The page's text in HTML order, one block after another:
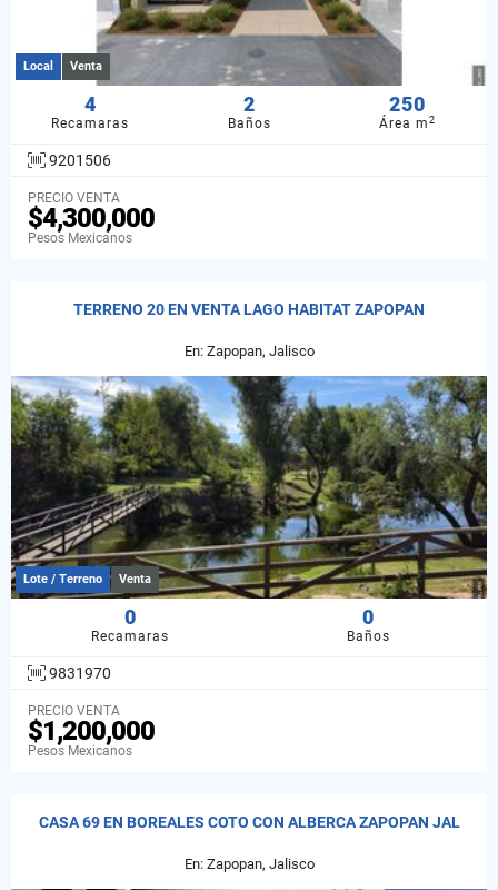
Local Venta
4
Recamaras
2
Baños
250
Área m2
9201506
PRECIO VENTA
$4,300,000
Pesos Mexicanos
TERRENO 20 EN VENTA LAGO HABITAT ZAPOPAN
En: Zapopan, Jalisco
Lote / Terreno Venta
0
Recamaras
0
Baños
9831970
PRECIO VENTA
$1,200,000
Pesos Mexicanos
CASA 69 EN BOREALES COTO CON ALBERCA ZAPOPAN JAL
En: Zapopan, Jalisco